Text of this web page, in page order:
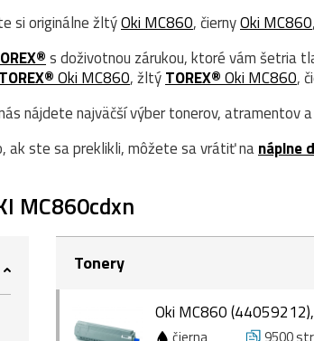
si originálne žltýOki MC860, čiernyOki MC860
s doživotnou zárukou, ktoré vám šetria
TOREX®Oki MC860, žltýTOREX®Oki MC860,
nájdete najväčší výber tonerov, atramentov
ak ste sa preklikli, môžete sa vrátiť nanáplne
MC860cdxn
Tonery
Oki MC860